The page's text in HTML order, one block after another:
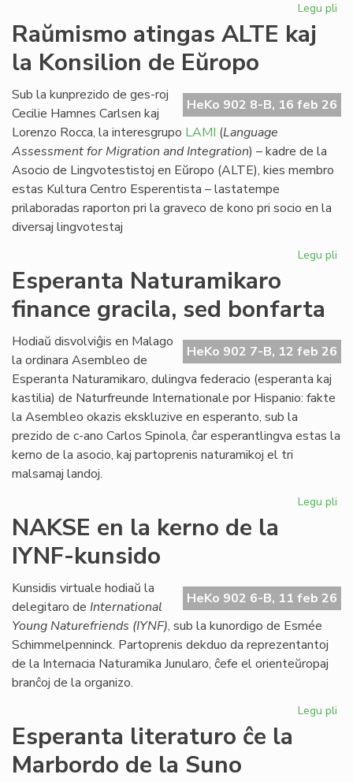
Legu pli
Raŭmismo atingas ALTE kaj
la Konsilion de Eŭropo
HeKo 902 8-B, 16 feb 26
Sub la kunprezido de ges-roj
Cecilie Hamnes Carlsen kaj
Lorenzo Rocca, la interesgrupo LAMI (Language
Assessment for Migration and Integration) – kadre de la
Asocio de Lingvotestistoj en Eŭropo (ALTE), kies membro
estas Kultura Centro Esperentista – lastatempe
prilaboradas raporton pri la graveco de kono pri socio en la
diversaj lingvotestaj
Legu pli
la
Esperanta Naturamikaro
finance gracila, sed bonfarta
HeKo 902 7-B, 12 feb 26
Hodiaŭ disvolviĝis en Malago
la ordinara Asembleo de
Esperanta Naturamikaro, dulingva federacio (esperanta kaj
kastilia) de Naturfreunde Internationale por Hispanio: fakte
la Asembleo okazis ekskluzive en esperanto, sub la
prezido de c-ano Carlos Spinola, ĉar esperantlingva estas la
kerno de la asocio, kaj partoprenis naturamikoj el tri
malsamaj landoj.
Legu pli
NAKSE en la kerno de la
IYNF-kunsido
HeKo 902 6-B, 11 feb 26
Kunsidis virtuale hodiaŭ la
delegitaro de International
Young Naturefriends (IYNF), sub la kunordigo de Esmée
Schimmelpenninck. Partoprenis dekduo da reprezentantoj
de la Internacia Naturamika Junularo, ĉefe el orienteŭropaj
branĉoj de la organizo.
Legu pli
Esperanta literaturo ĉe la
Marbordo de la Suno